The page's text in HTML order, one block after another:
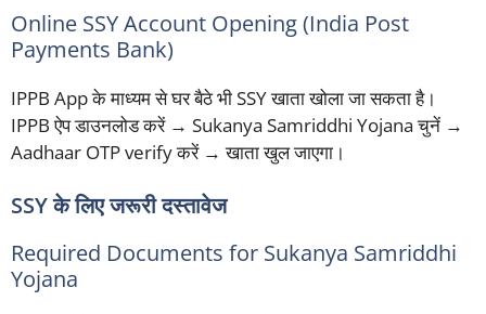
Online SSY Account Opening (India Post
Payments Bank)
IPPB App के माध्यम से घर बैठे भी SSY खाता खोला जा सकता है।
IPPB ऐप डाउनलोड करें → Sukanya Samriddhi Yojana चुनें →
Aadhaar OTP verify करें → खाता खुल जाएगा।
SSY के लिए जरूरी दस्तावेज
Required Documents for Sukanya Samriddhi
Yojana